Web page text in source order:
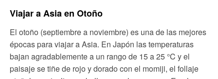
Viajar a Asia en Otoño
El otoño (septiembre a noviembre) es una de las mejores
épocas para viajar a Asia. En Japón las temperaturas
bajan agradablemente a un rango de 15 a 25 °C y el
paisaje se tiñe de rojo y dorado con el momiji, el follaje